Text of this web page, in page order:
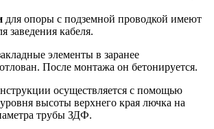
для опоры с подземной проводкой имеют
заведения кабеля.
элементы в заранее
После монтажа он бетонируется.
осуществляется с помощью
высоты верхнего края лючка на
трубы ЗДФ.